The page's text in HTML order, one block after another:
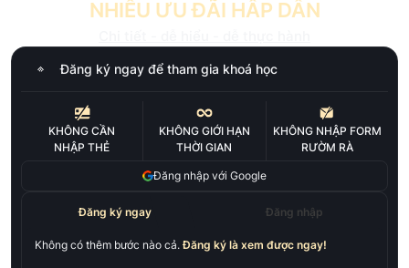
NHIỀU ƯU ĐÃI HẤP DẪN
Đăng ký ngay để tham gia khoá học
KHÔNG CẦN
NHẬP THẺ
KHÔNG GIỚI HẠN
THỜI GIAN
KHÔNG NHẬP FORM
RƯỜM RÀ
Đăng nhập với Google
Đăng ký ngay Đăng nhập
Không có thêm bước nào cả. Đăng ký là xem được ngay!